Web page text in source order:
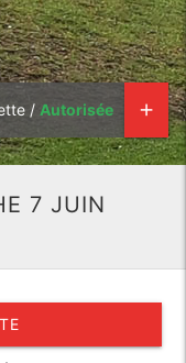
/ Autorisée add
7 JUIN